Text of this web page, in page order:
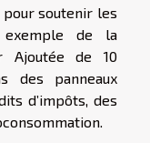
soutenir les
exemple de la
Ajoutée de 10
des panneaux
d’impôts, des